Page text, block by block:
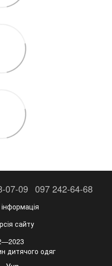
07-09 097 242-64-68
сайту
дитячого одяг